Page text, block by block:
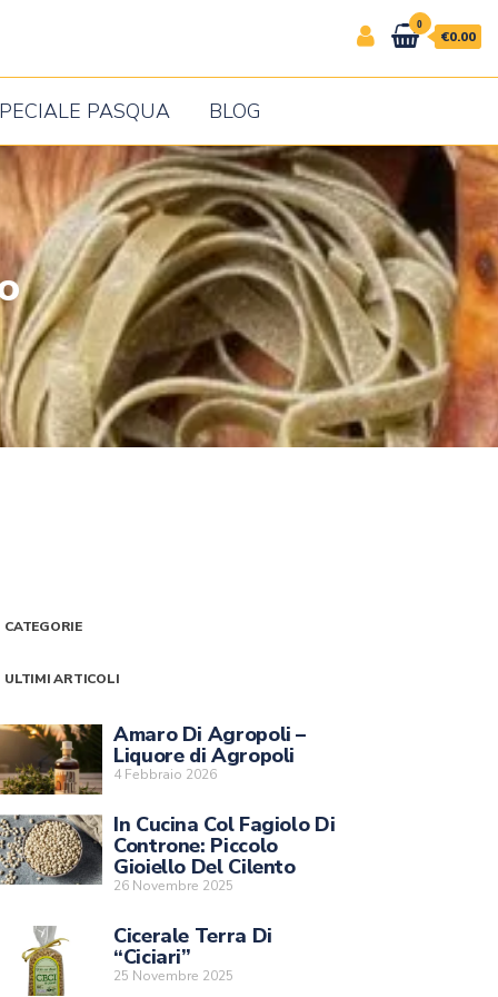
0
€0.00
PASQUA BLOG
CATEGORIE
ULTIMI ARTICOLI
Amaro Di Agropoli –
Liquore di Agropoli
4 Febbraio 2026
In Cucina Col Fagiolo Di
Controne: Piccolo
Gioiello Del Cilento
26 Novembre 2025
Cicerale Terra Di
“Ciciari”
25 Novembre 2025